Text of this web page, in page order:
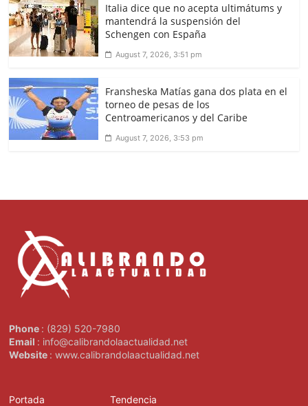
Italia dice que no acepta ultimátums y
mantendrá la suspensión del
Schengen con España
August 7, 2026, 3:51 pm
Fransheska Matías gana dos plata en el
torneo de pesas de los
Centroamericanos y del Caribe
August 7, 2026, 3:53 pm
Phone : (829) 520-7980
Email : info@calibrandolaactualidad.net
Website : www.calibrandolaactualidad.net
Portada Tendencia